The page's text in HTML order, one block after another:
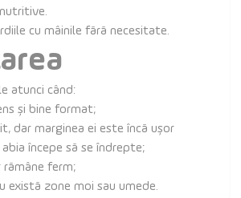
cu mâinile fără necesitate.
atunci când:
și bine format;
dar marginea ei este încă ușor
începe să se îndrepte;
ferm;
există zone moi sau umede.